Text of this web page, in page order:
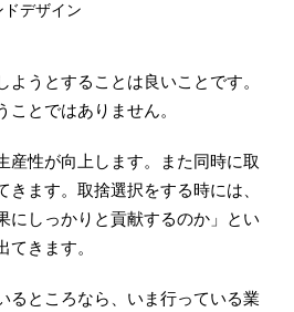
ドデザイン
うとすることは良いことです。
ことではありません。
産性が向上します。また同時に取
ます。取捨選択をする時には、
にしっかりと貢献するのか」とい
てきます。
るところなら、いま行っている業